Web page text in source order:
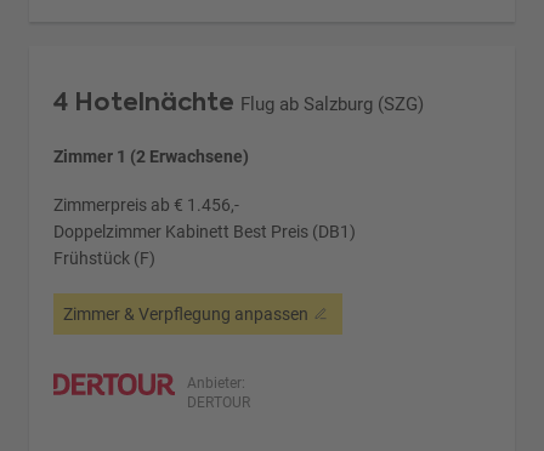
4 Hotelnächte Flug ab Salzburg (SZG)
Zimmer 1 (2 Erwachsene)
Zimmerpreis ab € 1.456,-
Doppelzimmer Kabinett Best Preis (DB1)
Frühstück (F)
Zimmer & Verpflegung anpassen
Anbieter:
DERTOUR